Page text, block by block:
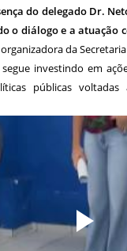
do delegado Dr.
o diálogo e a atuação
da
investindo em
públicas